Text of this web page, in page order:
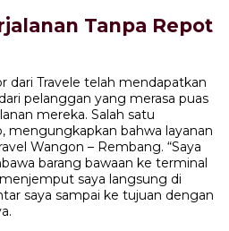
Tanpa Repot
dari Travele telah mendapatkan
pelanggan yang merasa puas
mereka. Salah satu
mengungkapkan bahwa layanan
Wangon – Rembang. “Saya
barang bawaan ke terminal
saya langsung di
saya sampai ke tujuan dengan